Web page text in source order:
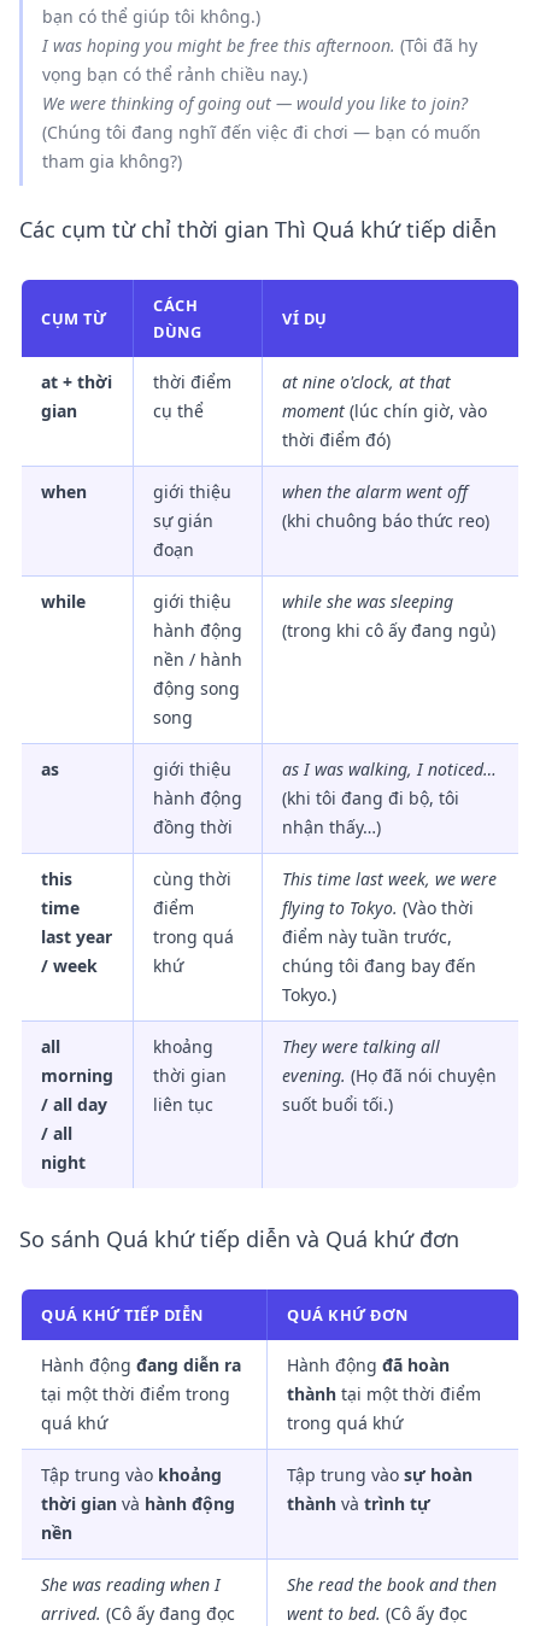
bạn có thể giúp tôi không.)
Iwas hoping you might be free this afternoon. (Tôi đã hy
vọng bạn có thể rảnh chiều nay.)
We were thinking of going out — would you like to join?
(Chúng tôi đang nghĩ đến việc đi chơi — bạn có muốn
tham gia không?)
Các cụm từ chỉ thời gian Thì Quá khứ tiếp diễn
CỤM TỪ
CÁCH
DÙNG
VÍ DỤ
at + thời
gian
thời điểm
cụ thể
at nine o'clock, at that
moment (lúc chín giờ, vào
thời điểm đó)
when
giới thiệu
sự gián
đoạn
when the alarm went off
(khi chuông báo thức reo)
while
giới thiệu
hành động
nền / hành
động song
song
while she was sleeping
(trong khi cô ấy đang ngủ)
as
giới thiệu
hành động
đồng thời
as I was walking, I noticed…
(khi tôi đang đi bộ, tôi
nhận thấy…)
this
time
last year
/ week
cùng thời
điểm
trong quá
khứ
This time last week, we were
flying to Tokyo. (Vào thời
điểm này tuần trước,
chúng tôi đang bay đến
Tokyo.)
all
morning
/ all day
/ all
night
khoảng
thời gian
liên tục
They were talking all
evening. (Họ đã nói chuyện
suốt buổi tối.)
So sánh Quá khứ tiếp diễn và Quá khứ đơn
QUÁ KHỨ TIẾP DIỄN QUÁ KHỨ ĐƠN
Hành động đang diễn ra
tại một thời điểm trong
quá khứ
Hành động đã hoàn
thành tại một thời điểm
trong quá khứ
Tập trung vào khoảng
thời gian và hành động
nền
Tập trung vào sự hoàn
thành và trình tự
She was reading when I
arrived. (Cô ấy đang đọc
She readthe book and then
went to bed. (Cô ấy đọc